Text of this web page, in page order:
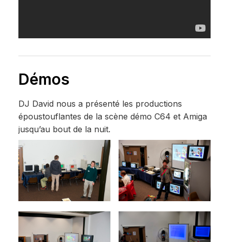
Démos
DJ David nous a présenté les productions
époustouflantes de la scène démo C64 et Amiga
jusqu’au bout de la nuit.